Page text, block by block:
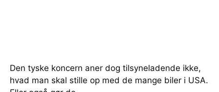
Den tyske koncern aner dog tilsyneladende ikke,
hvad man skal stille op med de mange biler i USA.